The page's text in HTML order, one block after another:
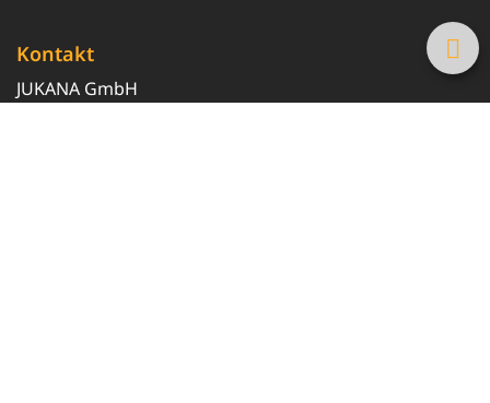
Kontakt
JUKANA GmbH